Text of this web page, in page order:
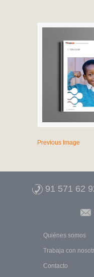
Previous Image
91 571 62
Quiénes somos
Trabaja con
Contacto